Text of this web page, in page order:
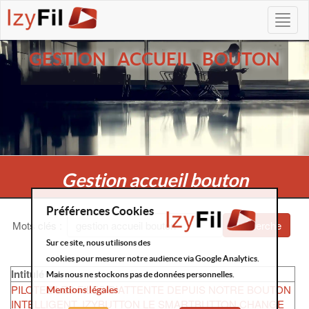
GESTION ACCUEIL BOUTON
Gestion accueil bouton
Mots clés Recherche
Intitulé
PILOTEZ LES FILES D'ATTENTE DEPUIS NOTRE BOUTON
INTELLIGENT, IZYBUTTON LE SMARTBUTTON CHANGE
Préférences Cookies
Sur ce site, nous utilisons des
cookies pour mesurer notre audience via Google Analytics.
Mais nous ne stockons pas de données personnelles.
Mentions légales